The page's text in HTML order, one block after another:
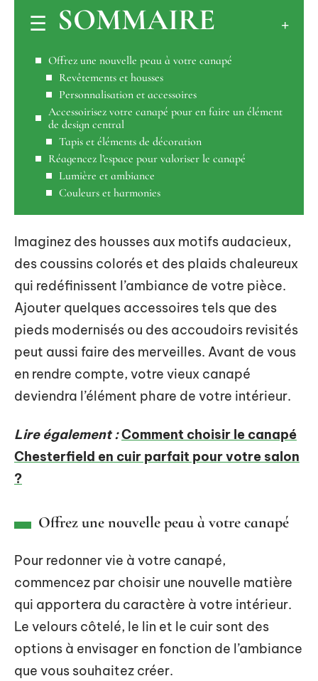
SOMMAIRE
Offrez une nouvelle peau à votre canapé
Revêtements et housses
Personnalisation et accessoires
Accessoirisez votre canapé pour en faire un élément
de design central
Tapis et éléments de décoration
Réagencez l’espace pour valoriser le canapé
Lumière et ambiance
Couleurs et harmonies
Imaginez des housses aux motifs audacieux,
des coussins colorés et des plaids chaleureux
qui redéfinissent l’ambiance de votre pièce.
Ajouter quelques accessoires tels que des
pieds modernisés ou des accoudoirs revisités
peut aussi faire des merveilles. Avant de vous
en rendre compte, votre vieux canapé
deviendra l’élément phare de votre intérieur.
Lire également :Comment choisir le canapé
Chesterfield en cuir parfait pour votre salon
?
Offrez une nouvelle peau à votre canapé
Pour redonner vie à votre canapé,
commencez par choisir une nouvelle matière
qui apportera du caractère à votre intérieur.
Le velours côtelé, le lin et le cuir sont des
options à envisager en fonction de l’ambiance
que vous souhaitez créer.